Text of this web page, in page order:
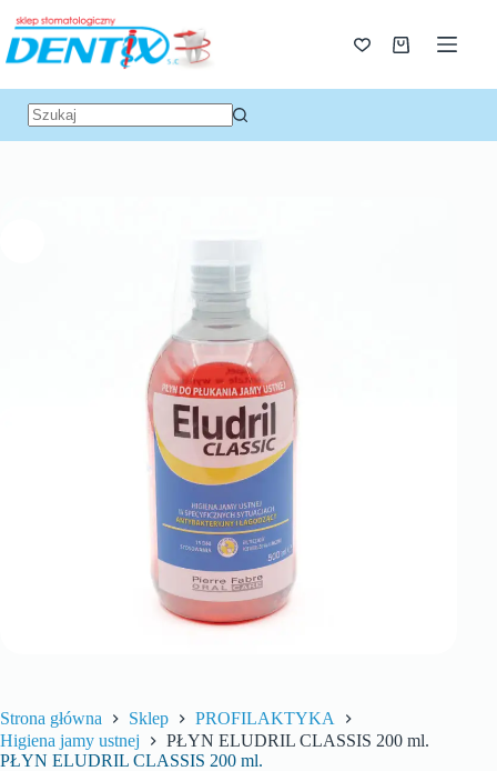
Strona główna Sklep
PROFILAKTYKA
Higiena jamy ustnej
PŁYN ELUDRIL CLASSIS 200 ml.
PŁYN ELUDRIL CLASSIS 200 ml.